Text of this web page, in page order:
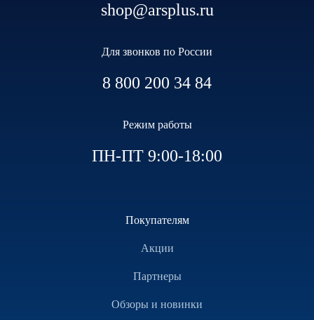
shop@arsplus.ru
Для звонков по России
8 800 200 34 84
Режим работы
ПН-ПТ 9:00-18:00
Покупателям
Акции
Партнеры
Обзоры и новинки